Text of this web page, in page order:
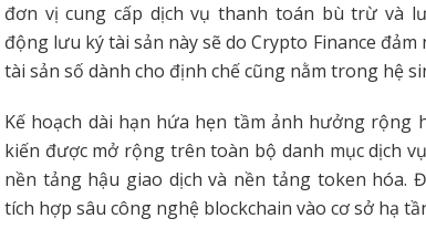
đơn vị cung cấp dịch vụ thanh toán bù trừ và
động lưu ký tài sản này sẽ do Crypto Finance
tài sản số dành cho định chế cũng nằm trong hệ
Kế hoạch dài hạn hứa hẹn tầm ảnh hưởng rộng
kiến được mở rộng trên toàn bộ danh mục dịch
nền tảng hậu giao dịch và nền tảng token hóa.
tích hợp sâu công nghệ blockchain vào cơ sở hạ